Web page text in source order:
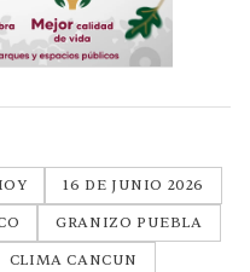
16 DE JUNIO 2026
GRANIZO PUEBLA
CLIMA CANCUN